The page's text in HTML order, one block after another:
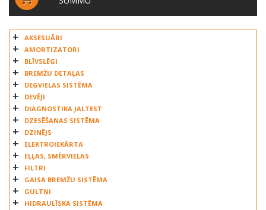
AKSESUĀRI
AMORTIZATORI
BLĪVSLĒGI
BREMŽU DETAĻAS
DEGVIELAS SISTĒMA
DEVĒJI
DIAGNOSTIKA JALTEST
DZESĒŠANAS SISTĒMA
DZINĒJS
ELEKTROIEKĀRTA
EĻĻAS, SMĒRVIELAS
FILTRI
GAISA BREMŽU SISTĒMA
GULTŅI
HIDRAULĪSKA SISTĒMA